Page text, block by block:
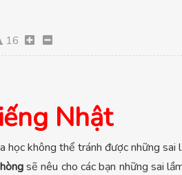
16
Nhật
không thể tránh được những sai
sẽ nêu cho các bạn những sai